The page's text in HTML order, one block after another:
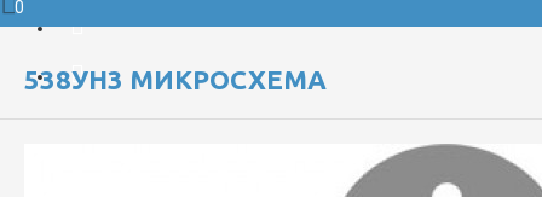
0
538УН3 МИКРОСХЕМА